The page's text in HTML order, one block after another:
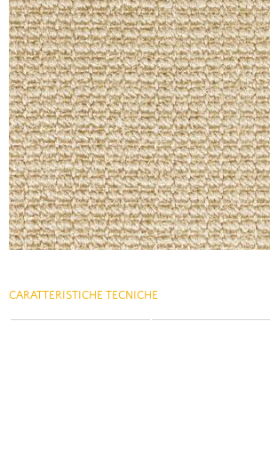
CARATTERISTICHE TECNICHE